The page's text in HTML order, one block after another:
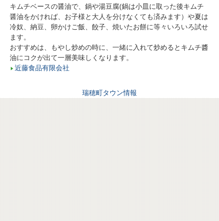
キムチベースの醤油で、鍋や湯豆腐(鍋は小皿に取った後キムチ
醤油をかければ、お子様と大人を分けなくても済みます）や夏は
冷奴、納豆、卵かけご飯、餃子、焼いたお餅に等々いろいろ試せ
ます。
おすすめは、もやし炒めの時に、一緒に入れて炒めるとキムチ醬
油にコクが出て一層美味しくなります。
近藤食品有限会社
瑞穂町タウン情報